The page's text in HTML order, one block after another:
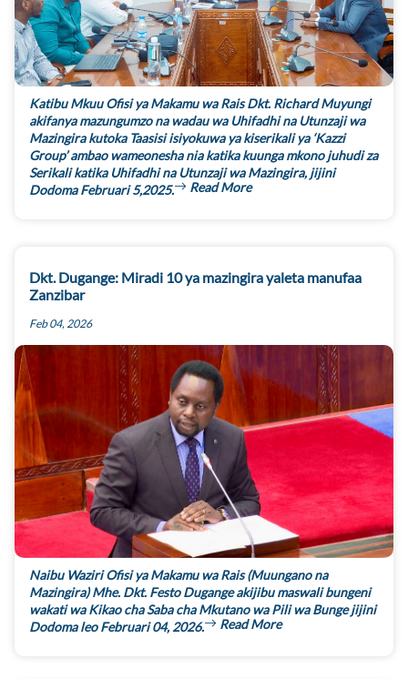
Katibu Mkuu Ofisi ya Makamu wa Rais Dkt. Richard Muyungi
akifanya mazungumzo na wadau wa Uhifadhi na Utunzaji wa
Mazingira kutoka Taasisi isiyokuwa ya kiserikali ya ‘Kazzi
Group’ ambao wameonesha nia katika kuunga mkono juhudi za
Serikali katika Uhifadhi na Utunzaji wa Mazingira, jijini
Dodoma Februari 5,2025.
Read More
Dkt. Dugange: Miradi 10 ya mazingira yaleta manufaa
Zanzibar
Feb 04, 2026
Naibu Waziri Ofisi ya Makamu wa Rais (Muungano na
Mazingira) Mhe. Dkt. Festo Dugange akijibu maswali bungeni
wakati wa Kikao cha Saba cha Mkutano wa Pili wa Bunge jijini
Dodoma leo Februari 04, 2026.
Read More